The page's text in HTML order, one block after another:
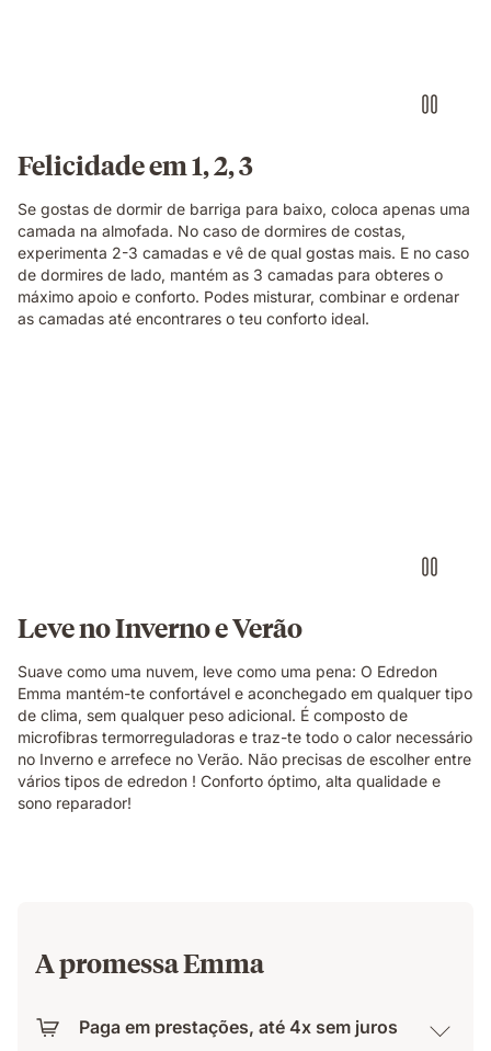
Felicidade em 1, 2, 3
Se gostas de dormir de barriga para baixo, coloca apenas uma
camada na almofada. No caso de dormires de costas,
experimenta 2-3 camadas e vê de qual gostas mais. E no caso
de dormires de lado, mantém as 3 camadas para obteres o
máximo apoio e conforto. Podes misturar, combinar e ordenar
as camadas até encontrares o teu conforto ideal.
Leve no Inverno e Verão
Suave como uma nuvem, leve como uma pena: O Edredon
Emma mantém-te confortável e aconchegado em qualquer tipo
de clima, sem qualquer peso adicional. É composto de
microfibras termorreguladoras e traz-te todo o calor necessário
no Inverno e arrefece no Verão. Não precisas de escolher entre
vários tipos de edredon ! Conforto óptimo, alta qualidade e
sono reparador!
A promessa Emma
Paga em prestações, até 4x sem juros